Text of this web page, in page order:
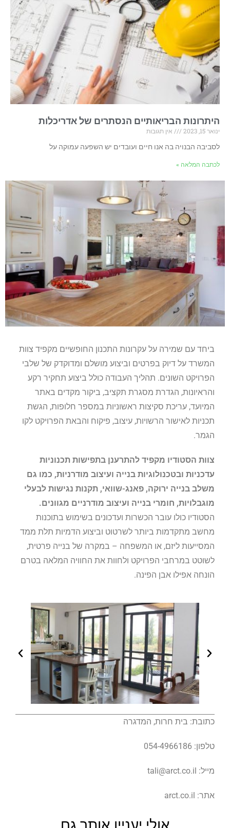
היתרונות הבריאותיים הנסתרים של אדריכלות
ינואר 15, 2023
אין תגובות
לסביבה הבנויה בה אנו חיים ועובדים יש השפעה עמוקה על
לכתבה המלאה »
ביחד עם שמירה על עקרונות התכנון החופשיים מקפיד צוות
המשרד על דיוק בפרטים וביצוע מושלם ומדוקדק של שלבי
הפרויקט השונים. תהליך העבודה כולל ביצוע תחקיר רקע
והראיונות, הגדרת מסגרת תקציב, ביקור מקדים באתר
המיועד, עריכת סקיצות ראשוניות במספר חלופות, הגשת
תכניות לאישור הרשויות, עיצוב, פיקוח והבאת הפרויקט לקו
הגמר.
צוות הסטודיו מקפיד להתרענן בתפישות תכנוניות
עדכניות ובטכנולוגיות בנייה ועיצוב מודרניות, כמו גם
משלב בנייה ירוקה, פאנג-שוואי, תקנות נגישות לבעלי
מוגבלויות, חומרי בנייה ועיצוב מודרניים מגוונים.
הסטודיו כולו עובר הכשרות ועדכונים בשימוש בתוכנות
מחשב מתקדמות ביותר לשרטוט וביצוע הדמיות תלת ממד
המסייעות ליזם, או המשפחה – במקרה של בנייה פרטית,
לשוטט במרחבי הפרויקט ולחוות את החוויה המלאה בטרם
הונחה אפילו אבן הפינה.
כתובת: בית חרות, המדגרה
טלפון: 054-4966186
מייל: tali@arct.co.il
אתר: arct.co.il